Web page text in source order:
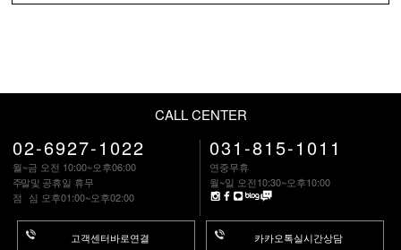
CALL CENTER
02-6927-1022
월~금 오전 10:00~오후06:00
주말및 공휴일 휴무
점 심 오후01:00~오후02:00
고객센터바로연결
031-815-1011
연중무휴
월~일 오전10:30~오후10:00
카카오톡실시간상담